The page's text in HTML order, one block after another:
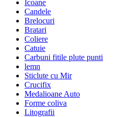
Icoane
Candele
Brelocuri
Bratari
Coliere
Catuie
Carbuni fitile plute punti
lemn
Sticlute cu Mir
Crucifix
Medalioane Auto
Forme coliva
Litografii